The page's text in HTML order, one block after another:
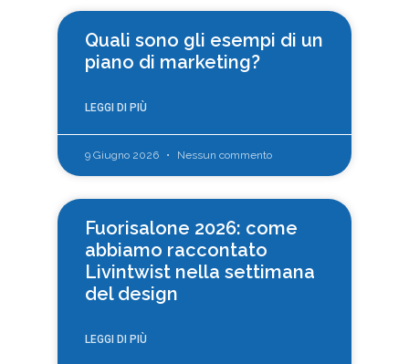
Quali sono gli esempi di un
piano di marketing?
LEGGI DI PIÙ
9 Giugno 2026 Nessun commento
Fuorisalone 2026: come
abbiamo raccontato
Livintwist nella settimana
del design
LEGGI DI PIÙ